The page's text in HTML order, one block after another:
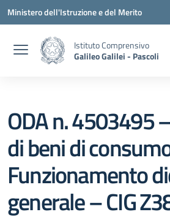
Vai ai contenuti
Vai al menu di navigazione
Vai al footer
Ministero dell'Istruzione e del Merito
Istituto Comprensivo
Galileo Galilei - Pascoli
ODA n. 4503495
di beni di
Funzionamento
generale – CIG